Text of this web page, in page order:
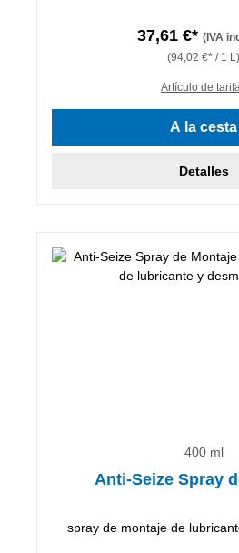
37,61 €* (IVA
(94,02 €* / 1 L)
Artículo de
A la cesta
Detalles
400 ml
Anti-Seize Spray
spray de montaje de